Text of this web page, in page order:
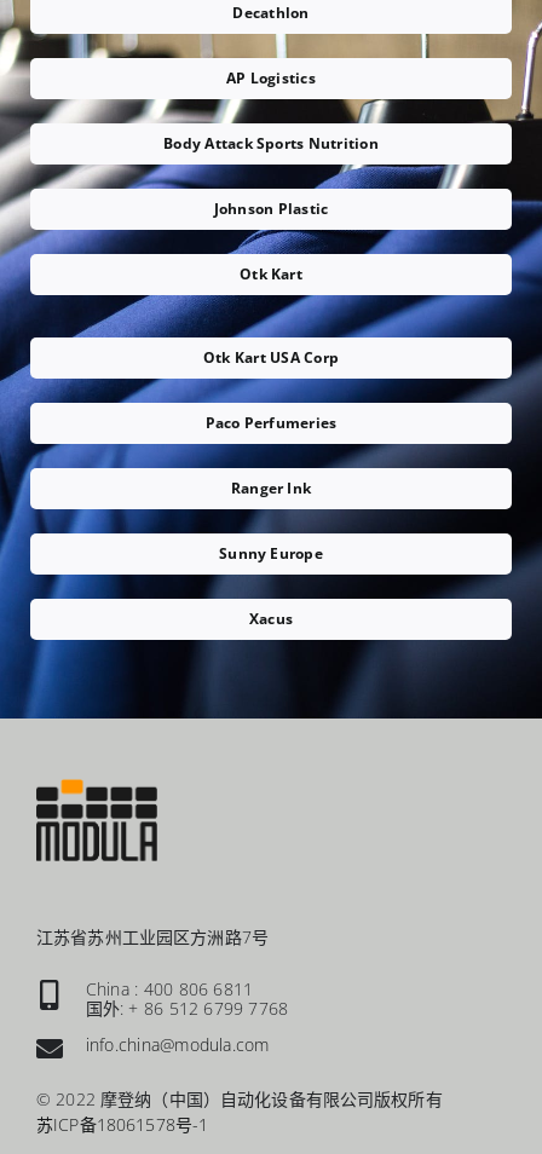
Decathlon
AP Logistics
Body Attack Sports Nutrition
Johnson Plastic
Otk Kart
Otk Kart USA Corp
Paco Perfumeries
Ranger Ink
Sunny Europe
Xacus
江苏省苏州工业园区方洲路7号
China : 400 806 6811
国外: + 86 512 6799 7768
info.china@modula.com
© 2022 摩登纳（中国）自动化设备有限公司版权所有
苏ICP备18061578号-1